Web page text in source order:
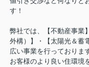
す！
弊社では、【不動産事業
外構）】・【太陽光＆蓄
広い事業を行っておりま
お客様のより良い住環境